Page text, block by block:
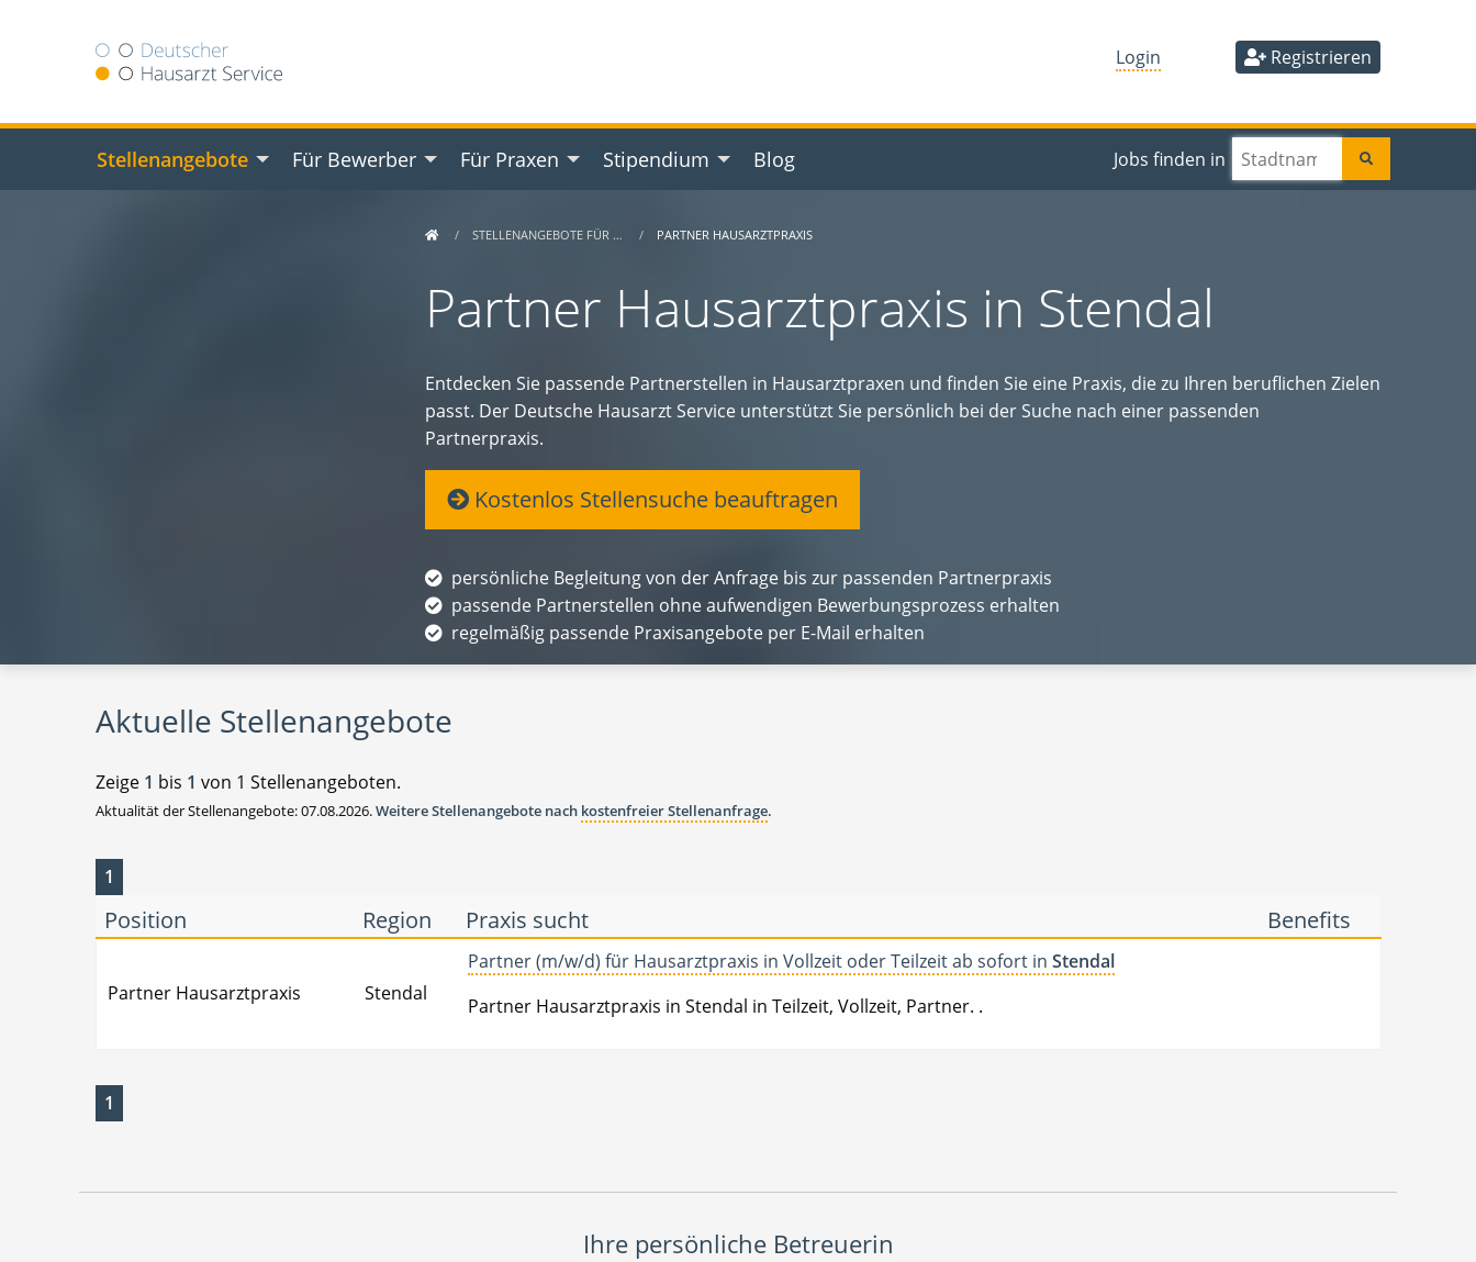
Login Registrieren
Stellenangebote Für Bewerber Für Praxen Stipendium Blog Jobs finden in
STELLENANGEBOTE FÜR … PARTNER HAUSARZTPRAXIS
Partner Hausarztpraxis in Stendal
Entdecken Sie passende Partnerstellen in Hausarztpraxen und finden Sie eine Praxis, die zu Ihren beruflichen Zielen
passt. Der Deutsche Hausarzt Service unterstützt Sie persönlich bei der Suche nach einer passenden
Partnerpraxis.
Kostenlos Stellensuche beauftragen
persönliche Begleitung von der Anfrage bis zur passenden Partnerpraxis
passende Partnerstellen ohne aufwendigen Bewerbungsprozess erhalten
regelmäßig passende Praxisangebote per E-Mail erhalten
Aktuelle Stellenangebote
Zeige 1 bis 1 von 1 Stellenangeboten.
Aktualität der Stellenangebote: 07.08.2026.Weitere Stellenangebote nach kostenfreier Stellenanfrage.
1
Position Region Praxis sucht Benefits
Partner Hausarztpraxis Stendal
Partner (m/w/d) für Hausarztpraxis in Vollzeit oder Teilzeit ab sofort in Stendal
Partner Hausarztpraxis in Stendal in Teilzeit, Vollzeit, Partner. .
1
Ihre persönliche Betreuerin